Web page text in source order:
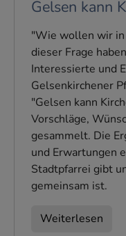
Gelsen kann
"Wie wollen wir in
dieser Frage
Interessierte und
Gelsenkirchener
"Gelsen kann
Vorschläge,
gesammelt. Die
und Erwartungen
Stadtpfarrei gibt
gemeinsam ist.
Weiterlesen